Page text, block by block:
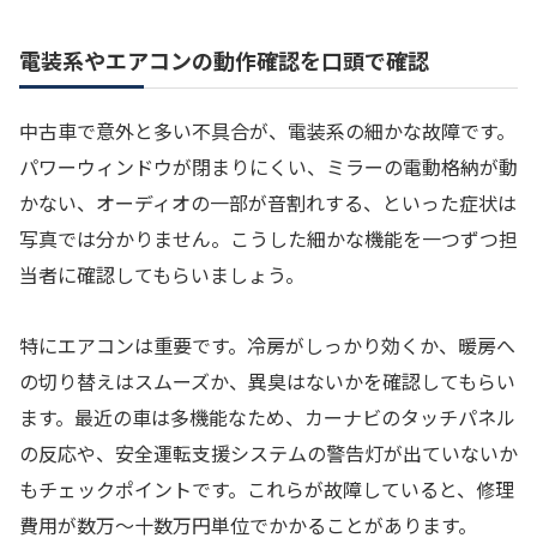
電装系やエアコンの動作確認を口頭で確認
中古車で意外と多い不具合が、電装系の細かな故障です。
パワーウィンドウが閉まりにくい、ミラーの電動格納が動
かない、オーディオの一部が音割れする、といった症状は
写真では分かりません。こうした細かな機能を一つずつ担
当者に確認してもらいましょう。
特にエアコンは重要です。冷房がしっかり効くか、暖房へ
の切り替えはスムーズか、異臭はないかを確認してもらい
ます。最近の車は多機能なため、カーナビのタッチパネル
の反応や、安全運転支援システムの警告灯が出ていないか
もチェックポイントです。これらが故障していると、修理
費用が数万〜十数万円単位でかかることがあります。